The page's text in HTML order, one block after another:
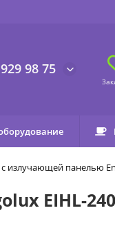
98 75
излучающей панелью
EIHL-